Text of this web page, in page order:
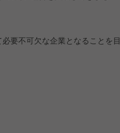
要不可欠な企業となることを目